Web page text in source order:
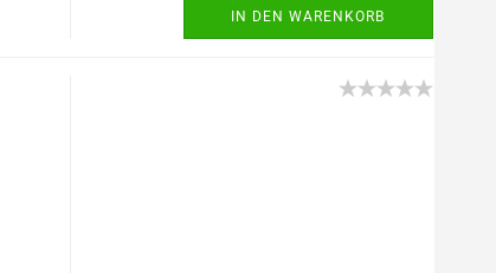
IN DEN WARENKORB